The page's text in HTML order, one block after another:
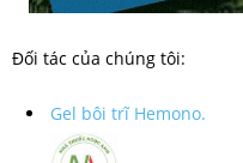
Đối tác của chúng tôi:
Gel bôi trĩ Hemono.